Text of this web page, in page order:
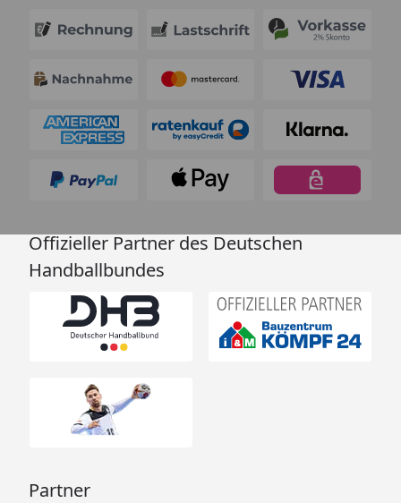
Offizieller Partner des Deutschen
Handballbundes
Partner